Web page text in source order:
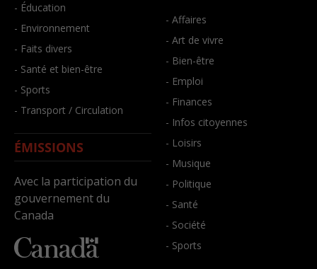
- Éducation
- Environnement
- Faits divers
- Santé et bien-être
- Sports
- Transport / Circulation
ÉMISSIONS
Avec la participation du
gouvernement du
Canada
- Affaires
- Art de vivre
- Bien-être
- Emploi
- Finances
- Infos citoyennes
- Loisirs
- Musique
- Politique
- Santé
- Société
- Sports